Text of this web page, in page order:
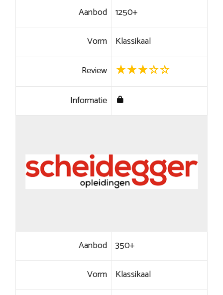
Aanbod 1250+
Vorm Klassikaal
Review
Informatie
Aanbod 350+
Vorm Klassikaal